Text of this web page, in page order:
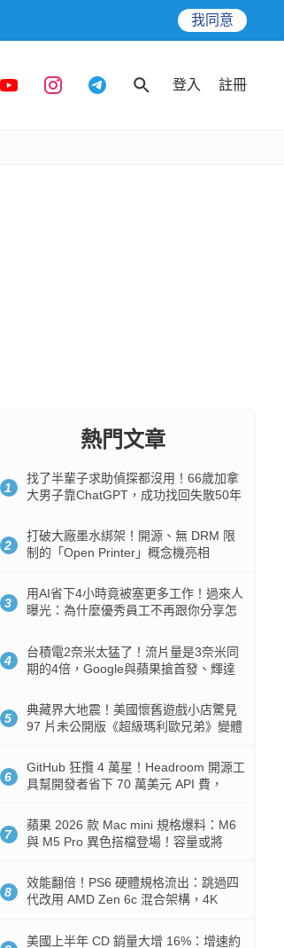
我同意
登入 註冊
熱門文章
1
找了半輩子求助偵探都沒用！66歲加拿
大男子靠ChatGPT，成功找回失散50年
2
打破大廠墨水綁架！開源、無 DRM 限
制的「Open Printer」概念機亮相
3
用AI省下4小時竟被塞更多工作！過來人
曝光：為什麼優秀員工不再跟你分享怎
4
台積電2奈米太猛了！流片量是3奈米同
期的4倍，Google與蘋果搶首發、輝達
5
典藏界大地震！美國懷舊遊戲小店驚見
97 片未公開版《超級瑪利歐兄弟》變體
6
GitHub 狂攬 4 萬星！Headroom 開源工
具幫開發者省下 70 萬美元 API 費，
7
蘋果 2026 款 Mac mini 規格爆料：M6
與 M5 Pro 異色搭檔登場！容量或將
8
效能翻倍！PS6 硬體規格流出：跳過四
代改用 AMD Zen 6c 混合架構，4K
美國上半年 CD 銷量大增 16%：增速約